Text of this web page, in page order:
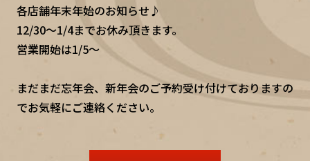
各店舗年末年始のお知らせ♪
12/30～1/4までお休み頂きます。
営業開始は1/5～
まだまだ忘年会、新年会のご予約受け付けておりますの
でお気軽にご連絡ください。